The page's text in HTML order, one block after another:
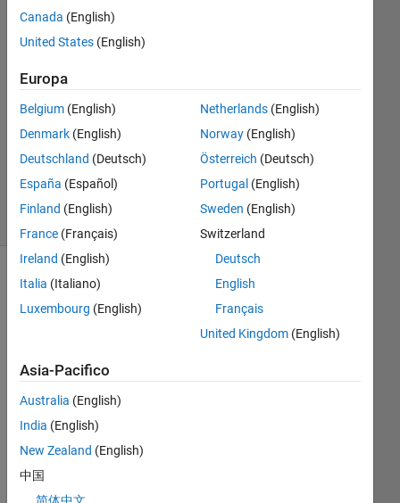
27 Set
2022
Risposta
27 Set
2022
2
Visualizzazioni
(30 giorni)
Mostra
commenti
Hell
o
nds
Canada (English)
United States (English)
Europa
Belgium (English)
Denmark (English)
Deutschland (Deutsch)
España (Español)
Finland (English)
France (Français)
Ireland (English)
Italia (Italiano)
Luxembourg (English)
Netherlands(English)
Norway(English)
Österreich (Deutsch)
Portugal (English)
Sweden (English)
Switzerland
Deutsch
English
Français
United Kingdom(English)
Asia-Pacifico
Australia (English)
India (English)
New Zealand (English)
中国